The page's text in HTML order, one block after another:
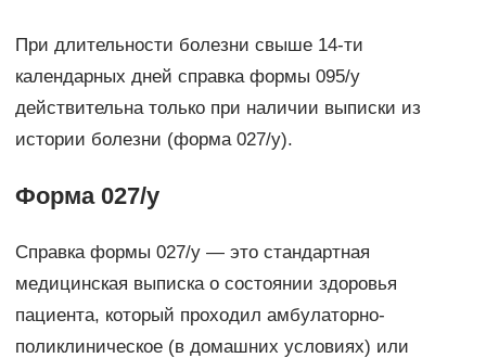
При длительности болезни свыше 14-ти
календарных дней справка формы 095/у
действительна только при наличии выписки из
истории болезни (форма 027/у).
Форма 027/у
Справка формы 027/у — это стандартная
медицинская выписка о состоянии здоровья
пациента, который проходил амбулаторно-
поликлиническое (в домашних условиях) или